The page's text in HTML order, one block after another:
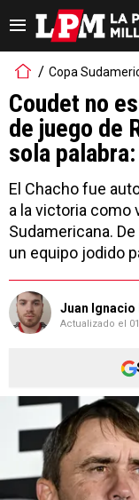
Copa
Coudet no
de juego de
sola
El Chacho fue
a la victoria como
Sudamericana.
un equipo jodido
Juan Ignacio
Actualizado el